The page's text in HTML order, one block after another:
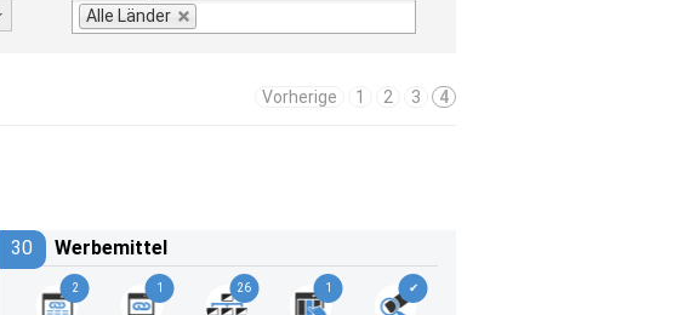
Alle Länder
Vorherige 1 2 3 4
30 Werbemittel
2 1 26 1 ✔